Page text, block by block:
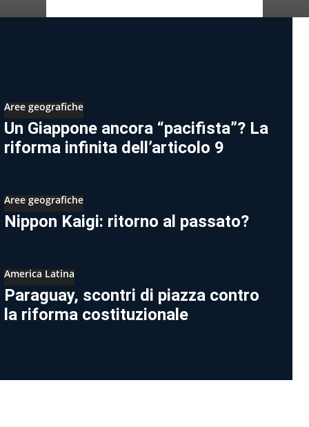
Aree geografiche
Un Giappone ancora “pacifista”? La
riforma infinita dell’articolo 9
Aree geografiche
Nippon Kaigi: ritorno al passato?
America Latina
Paraguay, scontri di piazza contro
la riforma costituzionale